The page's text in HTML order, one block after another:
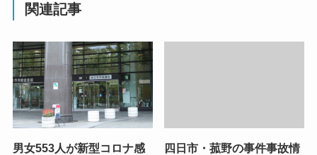
関連記事
男女553人が新型コロナ感
四日市・菰野の事件事故情